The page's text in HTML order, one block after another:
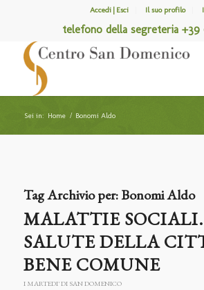
Accedi | Esci Il suo profilo
telefono della segreteria +39
Sei in: Home / Bonomi Aldo
Tag Archivio per:Bonomi Aldo
MALATTIE
SALUTE DELLA
BENE COMUNE
I MARTEDI' DI SAN DOMENICO